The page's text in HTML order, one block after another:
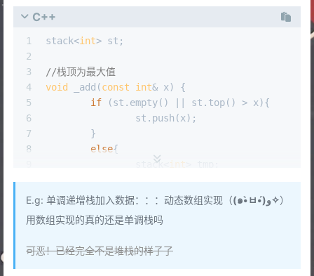
C++
1
2
3
4
5
6
7
8
11
13
15
stack<int> st;
//栈顶为最大值
void
_add(const int& x) {
if (st. empty() || st. top() > x){
		st.
push (x);
	}
else{
		stack<
int
			tmp.
push (st. top()); st.
		st.
push
while (!tmp.
E.g: 单调递增栈加入数据：：：动态数组实现（ (๑•̀ㅂ•́)و✧）
用数组实现的真的还是单调栈吗
可恶！已经完全不是堆栈的样子了